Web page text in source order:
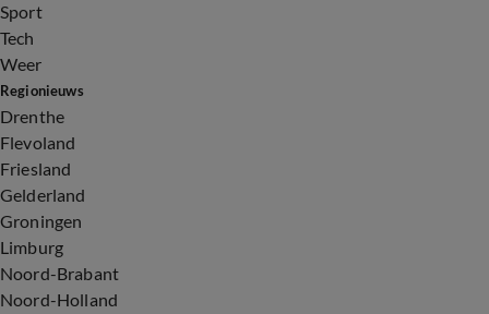
Sport
Tech
Weer
Regionieuws
Drenthe
Flevoland
Friesland
Gelderland
Groningen
Limburg
Noord-Brabant
Noord-Holland